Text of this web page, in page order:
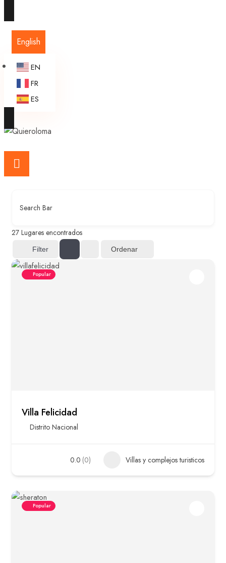
English
EN
FR
ES
Search Bar
27 Lugares encontrados
Filter Ordenar
Popular
Villa Felicidad
Distrito Nacional
0.0 (0) Villas y complejos turisticos
Popular